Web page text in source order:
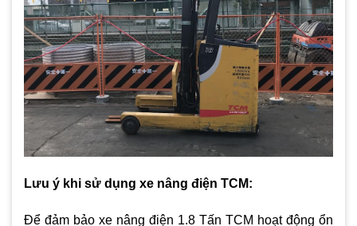
Lưu ý khi sử dụng xe nâng điện TCM:
Để đảm bảo xe nâng điện 1.8 Tấn TCM hoạt động ổn